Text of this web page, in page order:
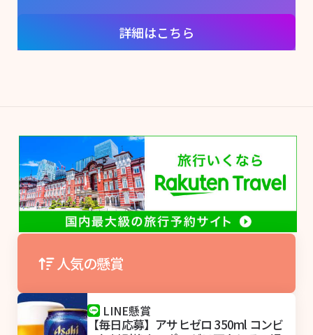
詳細はこちら
人気の懸賞
LINE懸賞
【毎日応募】アサヒゼロ 350ml コンビ